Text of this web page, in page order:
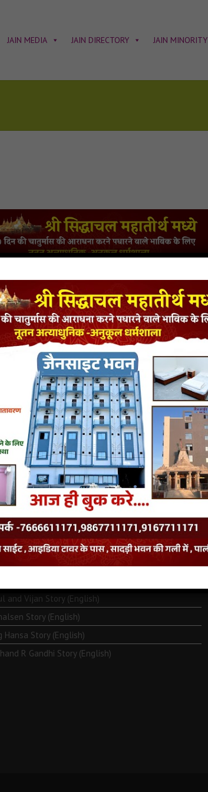
JAIN MEDIA JAIN DIRECTORY JAIN MINORITY
JAINISM
Jain Monk and his Saka saviours (English)
Metarya (English)
and Vijan Story (English)
Story (English)
Hansa Story (English)
R Gandhi Story (English)